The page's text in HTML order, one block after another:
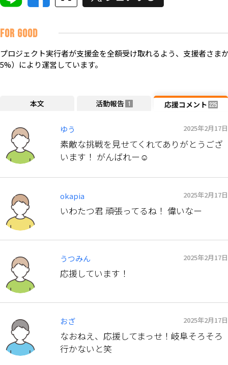
FOR GOOD
プロジェクト実行者が支援金を全額受け取れるよう、支援者さま
5%）により運営しています。
本文 活動報告 1 応援コメント 225
ゆう 2025年2月17日
素敵な挑戦を見せてくれてありがとうござ
います！ がんばれー☺️
okapia 2025年2月17日
いわたつ君 頑張ってるね！ 偉いなー
うつみん 2025年2月17日
応援しています！
おざ 2025年2月17日
なおねえ、応援してまっせ！岐阜そろそろ
行かないと笑